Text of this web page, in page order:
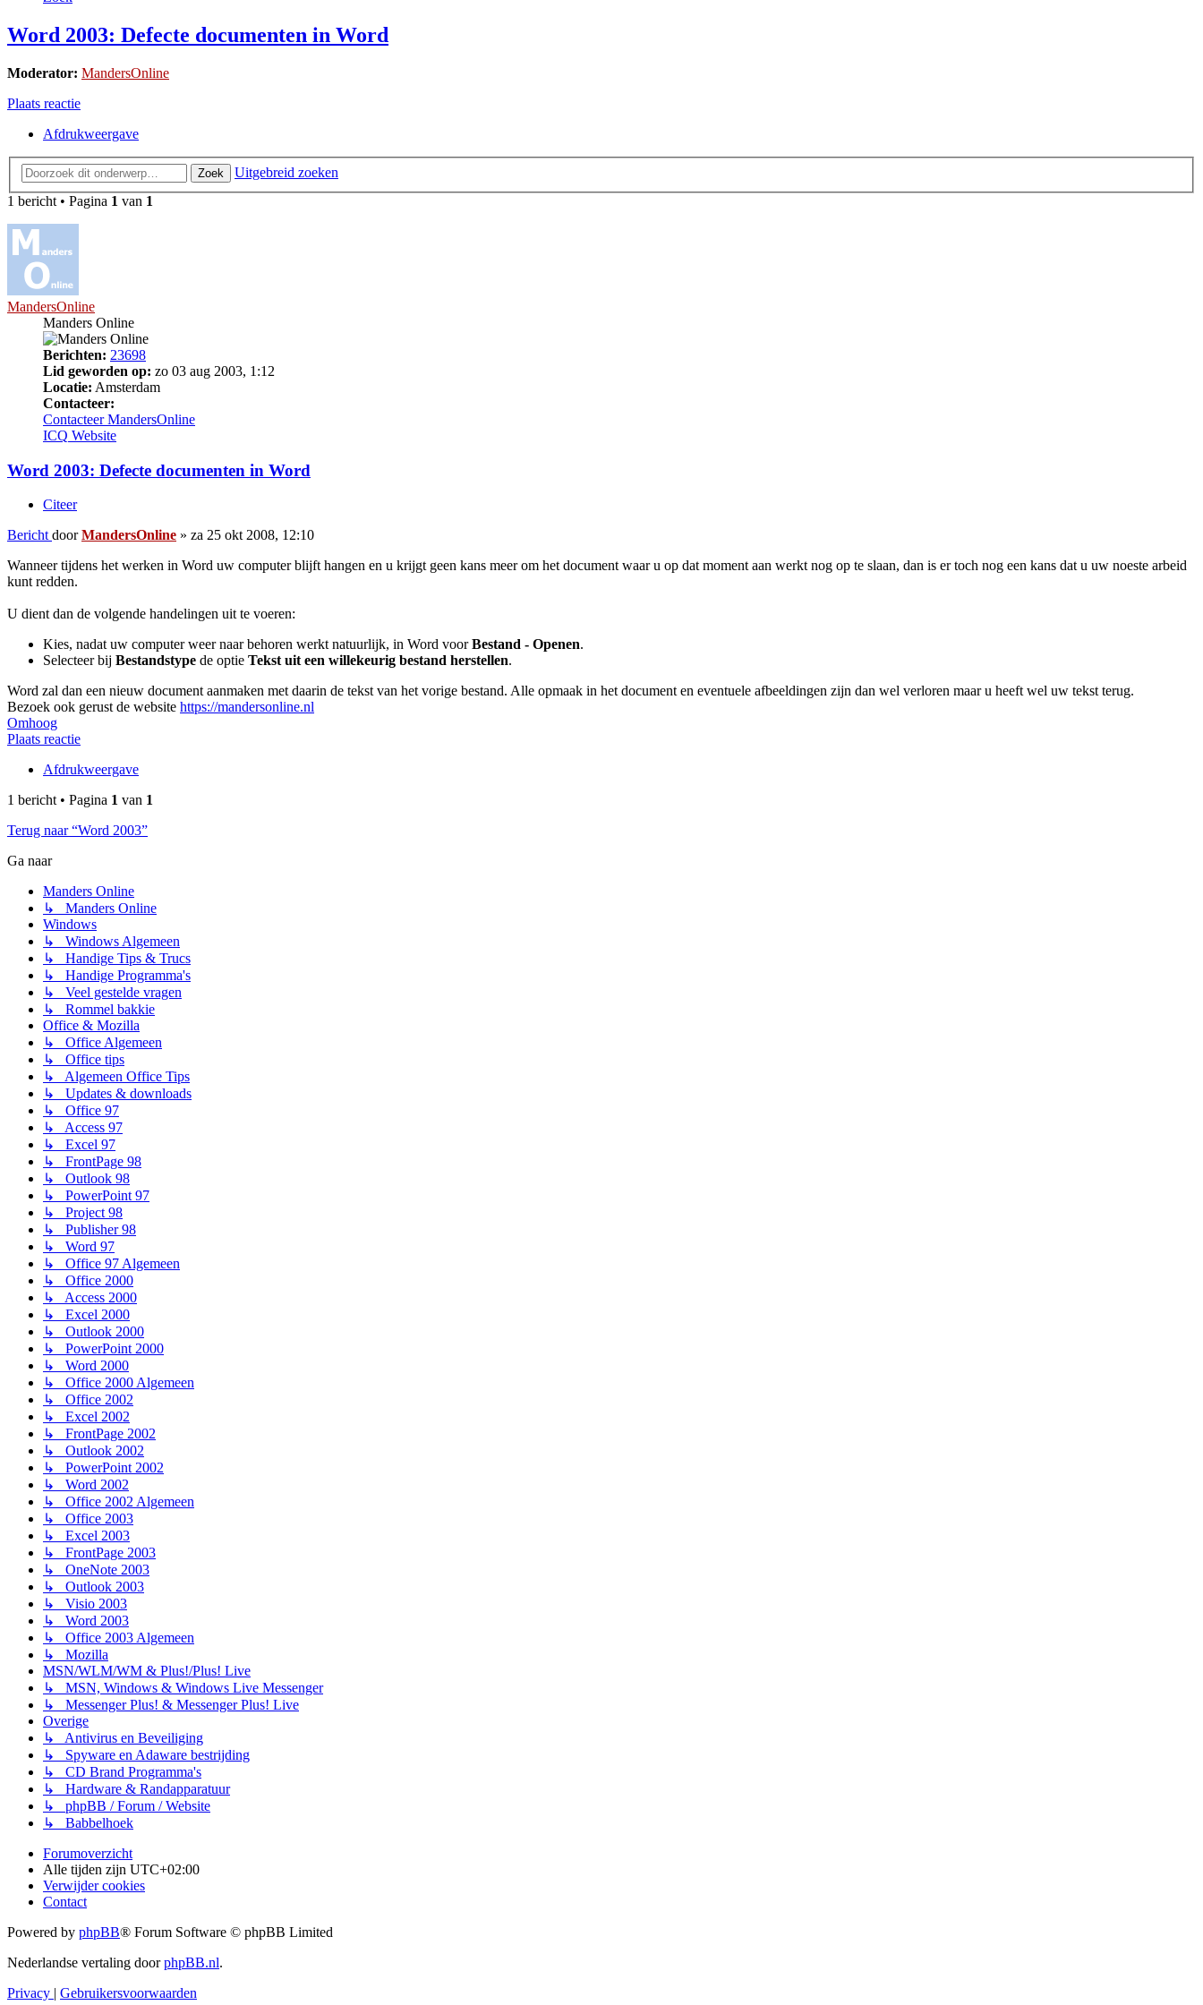
Word 2003: Defecte documenten in Word
Moderator: MandersOnline
Plaats reactie
Afdrukweergave
Zoek
Uitgebreid zoeken
1 bericht • Pagina 1 van 1
MandersOnline
Manders Online
Berichten: 23698
Lid geworden op: zo 03 aug 2003, 1:12
Locatie: Amsterdam
Contacteer:
Contacteer MandersOnline
ICQ Website
Word 2003: Defecte documenten in Word
Citeer
Bericht doorMandersOnline » za 25 okt 2008, 12:10
Wanneer tijdens het werken in Word uw computer blijft hangen en u krijgt geen kans meer om het document waar u op dat moment aan werkt nog op te slaan, dan is er toch nog een kans dat u uw noeste arbeid
kunt redden.
U dient dan de volgende handelingen uit te voeren:
Kies, nadat uw computer weer naar behoren werkt natuurlijk, in Word voorBestand - Openen.
Selecteer bij Bestandstype de optie Tekst uit een willekeurig bestand herstellen.
Word zal dan een nieuw document aanmaken met daarin de tekst van het vorige bestand. Alle opmaak in het document en eventuele afbeeldingen zijn dan wel verloren maar u heeft wel uw tekst terug.
Bezoek ook gerust de website https://mandersonline.nl
Omhoog
Plaats reactie
Afdrukweergave
1 bericht • Pagina 1 van 1
Terug naar “Word 2003”
Ga naar
Manders Online
↳ Manders Online
Windows
↳ Windows Algemeen
↳ Handige Tips & Trucs
↳ Handige Programma's
↳ Veel gestelde vragen
↳ Rommel bakkie
Office & Mozilla
↳ Office Algemeen
↳ Office tips
↳ Algemeen Office Tips
↳ Updates & downloads
↳ Office 97
↳ Access 97
↳ Excel 97
↳ FrontPage 98
↳ Outlook 98
↳ PowerPoint 97
↳ Project 98
↳ Publisher 98
↳ Word 97
↳ Office 97 Algemeen
↳ Office 2000
↳ Access 2000
↳ Excel 2000
↳ Outlook 2000
↳ PowerPoint 2000
↳ Word 2000
↳ Office 2000 Algemeen
↳ Office 2002
↳ Excel 2002
↳ FrontPage 2002
↳ Outlook 2002
↳ PowerPoint 2002
↳ Word 2002
↳ Office 2002 Algemeen
↳ Office 2003
↳ Excel 2003
↳ FrontPage 2003
↳ OneNote 2003
↳ Outlook 2003
↳ Visio 2003
↳ Word 2003
↳ Office 2003 Algemeen
↳ Mozilla
MSN/WLM/WM & Plus!/Plus! Live
↳ MSN, Windows & Windows Live Messenger
↳ Messenger Plus! & Messenger Plus! Live
Overige
↳ Antivirus en Beveiliging
↳ Spyware en Adaware bestrijding
↳ CD Brand Programma's
↳ Hardware & Randapparatuur
↳ phpBB / Forum / Website
↳ Babbelhoek
Forumoverzicht
Alle tijden zijn UTC+02:00
Verwijder cookies
Contact
Powered by phpBB® Forum Software © phpBB Limited
Nederlandse vertaling doorphpBB.nl.
Privacy | Gebruikersvoorwaarden